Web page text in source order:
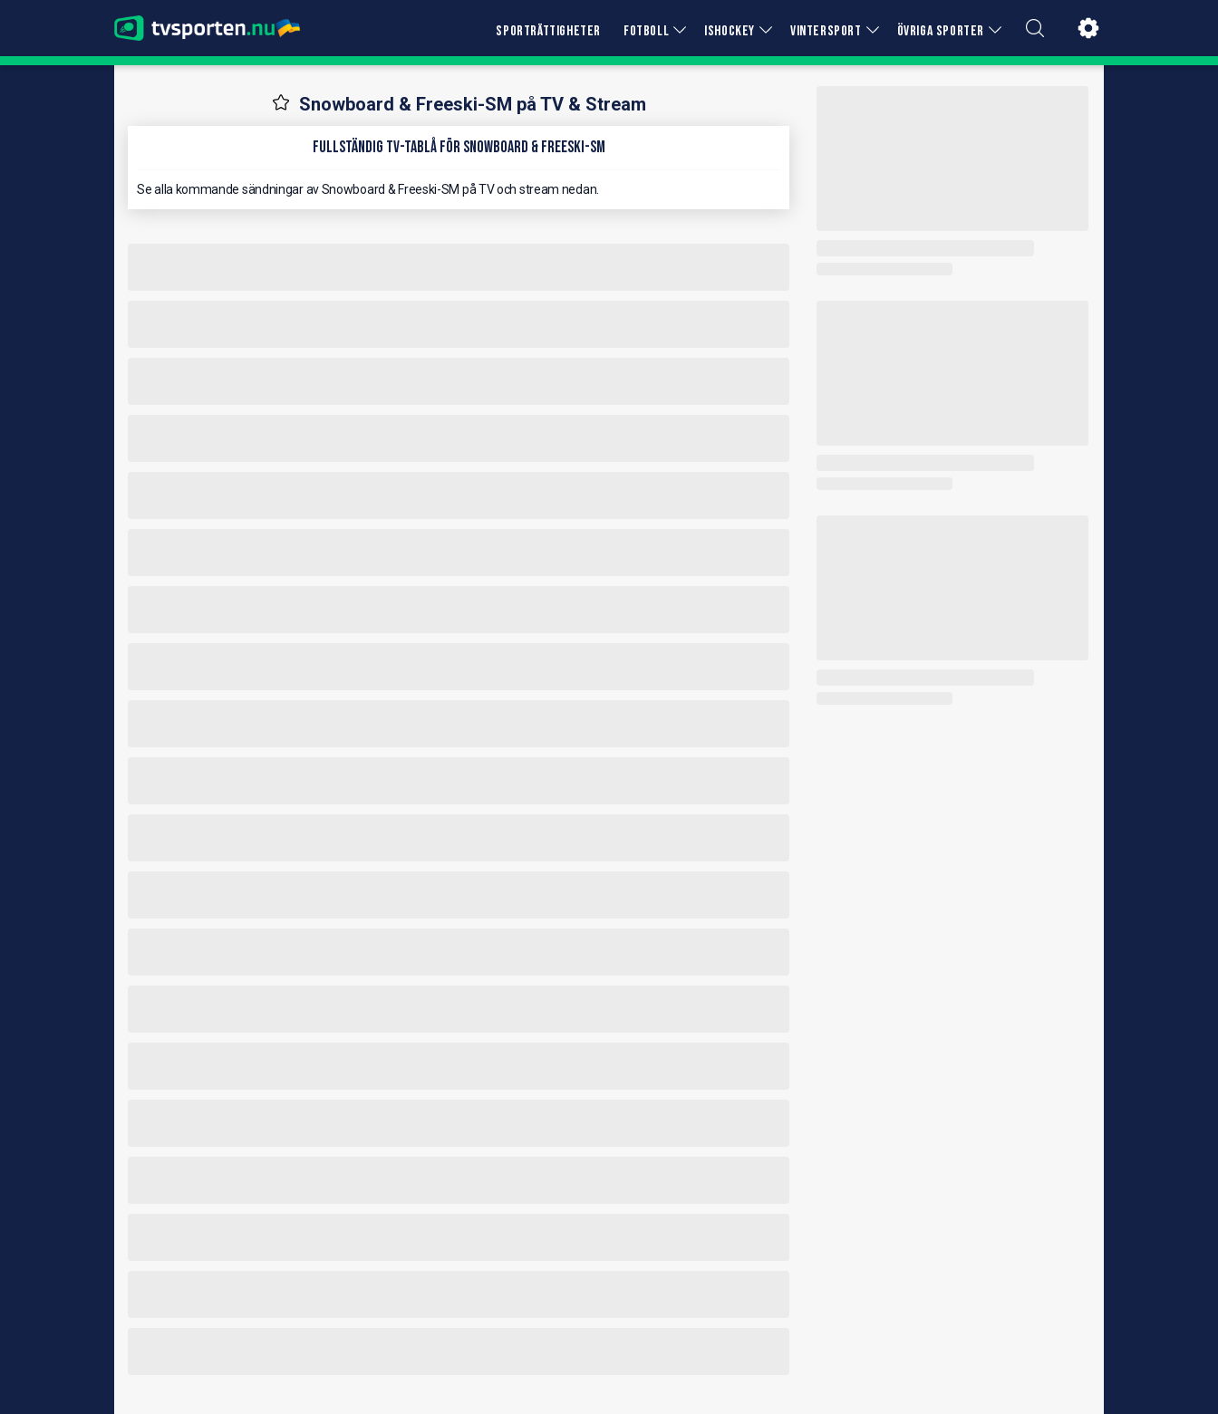
SPORTRÄTTIGHETER FOTBOLL ISHOCKEY VINTERSPORT ÖVRIGA SPORTER
Snowboard & Freeski-SM på TV & Stream
Fullständig TV-Tablå för Snowboard & Freeski-SM
Se alla kommande sändningar av Snowboard & Freeski-SM på TV och stream nedan.